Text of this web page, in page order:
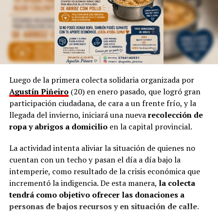
dominante, incluso en la cultura, siempre “habrá una
necesidad de volver a simple”.
Por otra parte, Marinoni admite que el arte suele ser
provocador, así como las manifestaciones populares de
las niñas representando a lasVírgenes, como también
los tamborileros afroamericanos que se mezclan con las
costumbres tradicionales correntinas durante enero. “A
veces no entendemos la cultura del Litoral”, define.
En esa línea, en 2014, Marinoni incluyó alCurupí, el
personaje de la mitología guaraní que tiene un pene
largo y envuelto en su cuerpo, un hecho que significó
una gran polémica en el anfiteatro Mario del Tránsito
Cocomarola, de Corrientes, donde se hacía e festival
chamamecero.
“Las políticas culturales son muy importantes”, apunta
el coreógrafo posadeño al considerar que siempre fue el
Luego de la primera colecta solidaria organizada por
Agustín Piñeiro(20) en enero pasado, que logró gran
participación ciudadana, de cara a un frente frío, y la
llegada del invierno, iniciará una nuevarecolección de
ropa y abrigos a domicilioen la capital provincial.
La actividad intenta aliviar la situación de quienes no
cuentan con un techo y pasan el día a día bajo la
intemperie, como resultado de la crisis económica que
incrementó la indigencia. De esta manera, la colecta
tendrá como objetivo ofrecer las donaciones a
personas de bajos recursos y en situación de calle.